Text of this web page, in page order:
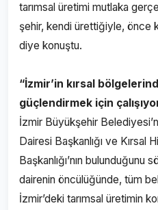
tarımsal üretimi mutlaka
şehir, kendi ürettiğiyle, önce
diye konuştu.
“İzmir’in kırsal
güçlendirmek için
İzmir Büyükşehir
Dairesi Başkanlığı ve Kırsal
Başkanlığı’nın bulunduğunu
dairenin öncülüğünde, tüm
İzmir’deki tarımsal üretimin